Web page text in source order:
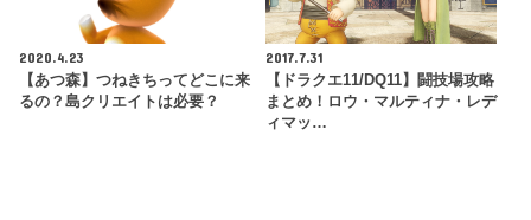
2020.4.23
【あつ森】つねきちってどこに来
るの？島クリエイトは必要？
2017.7.31
【ドラクエ11/DQ11】闘技場攻略
まとめ！ロウ・マルティナ・レデ
ィマッ…